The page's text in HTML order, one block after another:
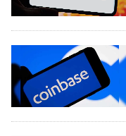
商
業
科
技